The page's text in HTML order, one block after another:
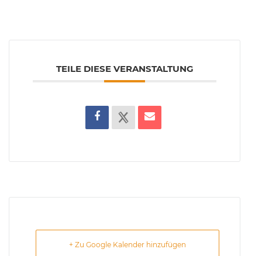
TEILE DIESE VERANSTALTUNG
+ Zu Google Kalender hinzufügen